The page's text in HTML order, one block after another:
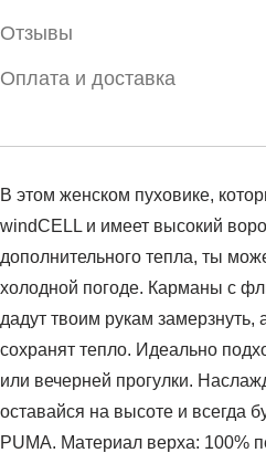
Отзывы
Оплата и доставка
В этом женском пуховике,
windCELL и имеет высокий
дополнительного тепла, ты
холодной погоде. Карманы с
дадут твоим рукам
сохранят тепло. Идеально
или вечерней прогулки.
оставайся на высоте и всегда
PUMA. Материал верха: 100%